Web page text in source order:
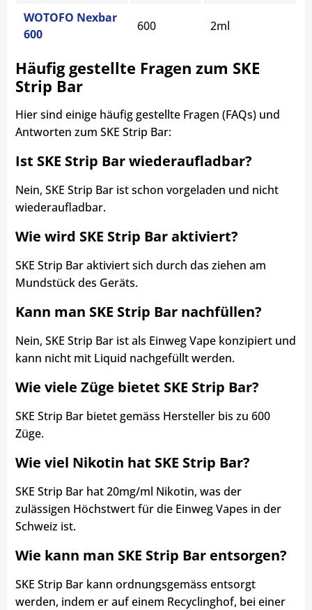
WOTOFO Nexbar
600
600 2ml
Häufig gestellte Fragen zum SKE
Strip Bar
Hier sind einige häufig gestellte Fragen (FAQs) und
Antworten zum SKE Strip Bar:
Ist SKE Strip Bar wiederaufladbar?
Nein, SKE Strip Bar ist schon vorgeladen und nicht
wiederaufladbar.
Wie wird SKE Strip Bar aktiviert?
SKE Strip Bar aktiviert sich durch das ziehen am
Mundstück des Geräts.
Kann man SKE Strip Bar nachfüllen?
Nein, SKE Strip Bar ist als Einweg Vape konzipiert und
kann nicht mit Liquid nachgefüllt werden.
Wie viele Züge bietet SKE Strip Bar?
SKE Strip Bar bietet gemäss Hersteller bis zu 600
Züge.
Wie viel Nikotin hat SKE Strip Bar?
SKE Strip Bar hat 20mg/ml Nikotin, was der
zulässigen Höchstwert für die Einweg Vapes in der
Schweiz ist.
Wie kann man SKE Strip Bar entsorgen?
SKE Strip Bar kann ordnungsgemäss entsorgt
werden, indem er auf einem Recyclinghof, bei einer